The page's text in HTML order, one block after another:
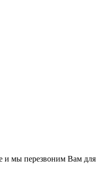
и мы перезвоним Вам для